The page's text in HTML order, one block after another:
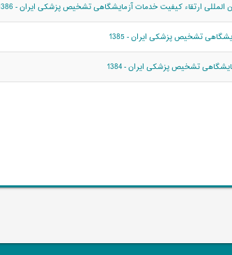
ارتقاء کیفیت خدمات آزمایشگاهی تشخیص پزشکی ایران - 1386
تشخیص پزشکی ایران - 1385
تشخیص پزشکی ایران - 1384